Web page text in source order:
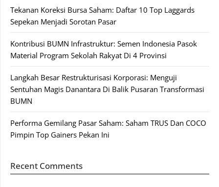
Tekanan Koreksi Bursa Saham: Daftar 10 Top Laggards
Sepekan Menjadi Sorotan Pasar
Kontribusi BUMN Infrastruktur: Semen Indonesia Pasok
Material Program Sekolah Rakyat Di 4 Provinsi
Langkah Besar Restrukturisasi Korporasi: Menguji
Sentuhan Magis Danantara Di Balik Pusaran Transformasi
BUMN
Performa Gemilang Pasar Saham: Saham TRUS Dan COCO
Pimpin Top Gainers Pekan Ini
Recent Comments